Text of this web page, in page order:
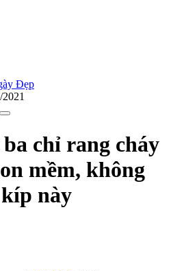
Đẹp
chỉ rang cháy
mềm, không
này